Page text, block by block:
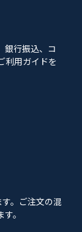
銀行振込、コ
利用ガイドを
。ご注文の混
。